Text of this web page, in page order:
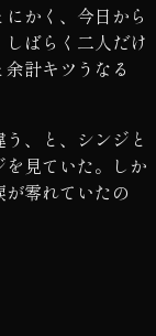
かく、今日から
ばらく二人だけ
計キツうなる
、と、シンジと
見ていた。しか
零れていたの